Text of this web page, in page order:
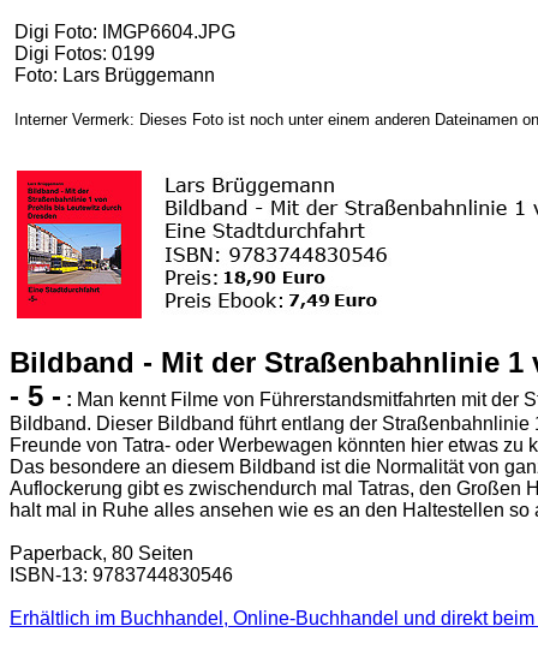
Digi Foto: IMGP6604.JPG
Digi Fotos: 0199
Foto: Lars Brüggemann
Interner Vermerk: Dieses Foto ist noch unter einem anderen Dateinamen
Bildband - Mit der Straßenbahnlinie
- 5 - : Man kennt Filme von Führerstandsmitfahrten mit der
Bildband. Dieser Bildband führt entlang der
Freunde von Tatra- oder Werbewagen könnten hier etwas
Das besondere an diesem Bildband ist die Normalität von
Auflockerung gibt es zwischendurch mal Tatras, den Großen
halt mal in Ruhe alles ansehen wie es an den Haltestellen so
Paperback, 80 Seiten
ISBN-13: 9783744830546
Erhältlich im Buchhandel, Online-Buchhandel und direkt beim